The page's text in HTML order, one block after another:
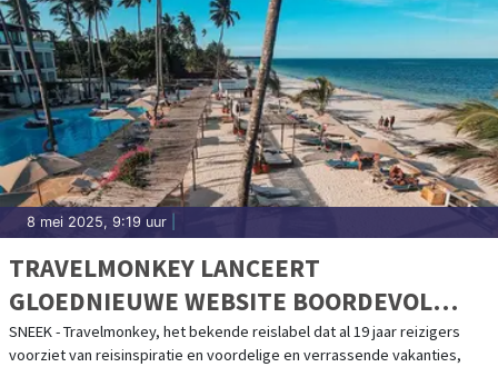
8 mei 2025, 9:19 uur
TRAVELMONKEY LANCEERT
GLOEDNIEUWE WEBSITE BOORDEVOL
VAKANTIEDEALS
SNEEK - Travelmonkey, het bekende reislabel dat al 19 jaar reizigers
voorziet van reisinspiratie en voordelige en verrassende vakanties,